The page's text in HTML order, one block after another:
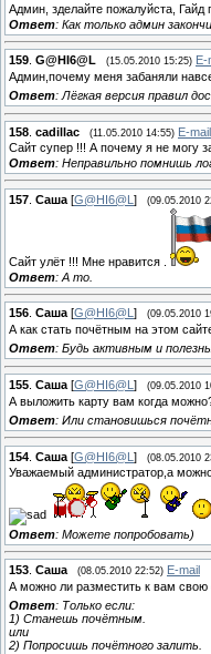
Админ, зделайте пожалуйста,
Ответ: Как только админ
159 G@HI6@L (15.05.2010 15:25) E-
Админ,почему меня забаняли
Ответ: Лёгкая версия правил
158 cadillac (11.05.2010 14:55) E-mail
Сайт супер !!! А почему я не могу
Ответ: Неправильно помнишь
157 Саша [G@HI6@L ] (09.05.2010
Сайт улёт !!! Мне нравится .
Ответ: А то.
156 Саша [G@HI6@L ] (09.05.2010
А как стать почётным на этом
Ответ: Будь активным и
155 Саша [G@HI6@L ] (09.05.2010
А выложить карту вам когда
Ответ: Или становишься
154 Саша [G@HI6@L ] (08.05.2010
Уважаемый администратор,а
Ответ: Можете попробовать)
153 Саша (08.05.2010 22:52) E-mail
А можно ли разместить к вам свою
Ответ: Только если:
1) Станешь почётным.
или
2) Попросишь почётного залить.